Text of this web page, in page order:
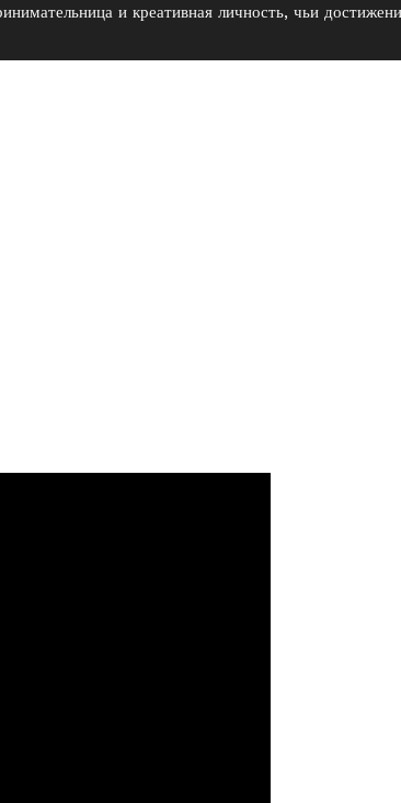
и креативная личность, чьи